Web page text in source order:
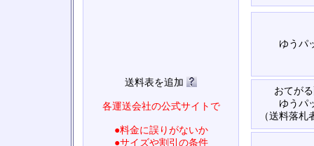
送料表を追加
各運送会社の公式サイトで
●料金に誤りがないか
●サイズや割引の条件
ゆうパ
おてが
ゆうパ
（送料落札